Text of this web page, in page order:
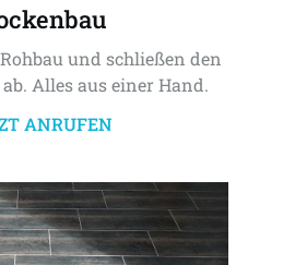
und schließen den
Alles aus einer Hand.
ANRUFEN